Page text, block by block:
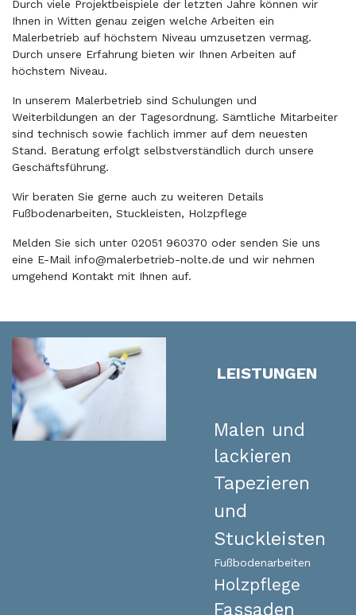
Durch viele Projektbeispiele der letzten Jahre können wir
Ihnen in Witten genau zeigen welche Arbeiten ein
Malerbetrieb auf höchstem Niveau umzusetzen vermag.
Durch unsere Erfahrung bieten wir Ihnen Arbeiten auf
höchstem Niveau.
In unserem Malerbetrieb sind Schulungen und
Weiterbildungen an der Tagesordnung. Sämtliche Mitarbeiter
sind technisch sowie fachlich immer auf dem neuesten
Stand. Beratung erfolgt selbstverständlich durch unsere
Geschäftsführung.
Wir beraten Sie gerne auch zu weiteren Details
Fußbodenarbeiten, Stuckleisten, Holzpflege
Melden Sie sich unter 02051 960370 oder senden Sie uns
eine E-Mail info@malerbetrieb-nolte.de und wir nehmen
umgehend Kontakt mit Ihnen auf.
LEISTUNGEN
Malen und
lackieren
Tapezieren
und
Stuckleisten
Fußbodenarbeiten
Holzpflege
Fassaden